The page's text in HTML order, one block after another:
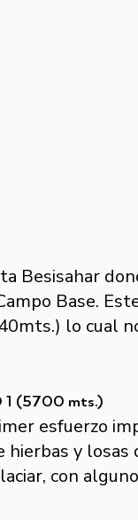
Besisahar
Base.
lo cual
1 (5700 mts.)
esfuerzo
y
con